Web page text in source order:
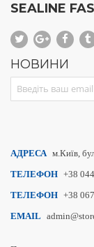
SEALINE
НОВИНИ
Sign Up for Our
АДРЕСА м.Київ,
ТЕЛЕФОН +38
ТЕЛЕФОН +38
EMAIL